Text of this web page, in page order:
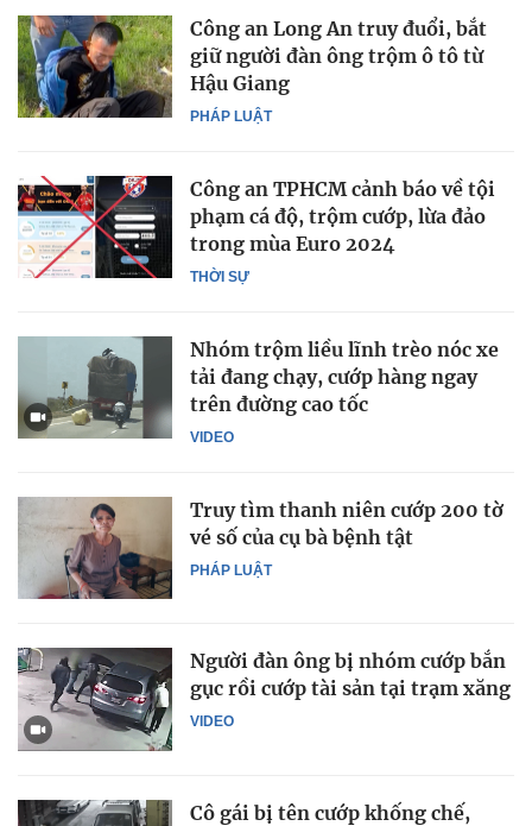
PHÁP LUẬT
Công an Long An truy đuổi, bắt
giữ người đàn ông trộm ô tô từ
Hậu Giang
THỜI SỰ
Công an TPHCM cảnh báo về tội
phạm cá độ, trộm cướp, lừa đảo
trong mùa Euro 2024
VIDEO
Nhóm trộm liều lĩnh trèo nóc xe
tải đang chạy, cướp hàng ngay
trên đường cao tốc
PHÁP LUẬT
Truy tìm thanh niên cướp 200 tờ
vé số của cụ bà bệnh tật
VIDEO
Người đàn ông bị nhóm cướp bắn
gục rồi cướp tài sản tại trạm xăng
Cô gái bị tên cướp khống chế,